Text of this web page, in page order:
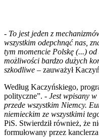
- To jest jeden z
wszystkim odepchnąć nas,
tym momencie Polskę (...)
możliwości bardzo dużych
szkodliwe – zauważył
Według Kaczyńskiego,
polityczne”. - Jest wpisany
przede wszystkim Niemcy.
niemieckim ze wszystkimi
PiS. Stwierdził również, że
formułowany przez